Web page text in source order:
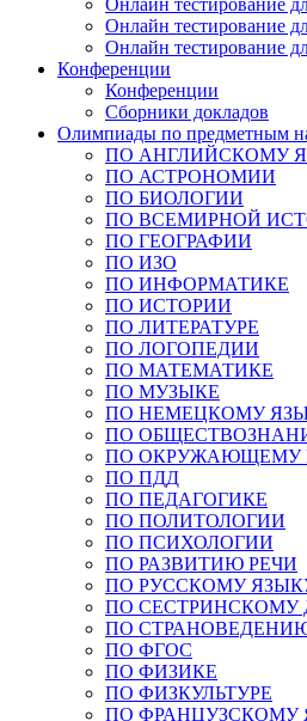
Онлайн тестирование
Онлайн тестирование
Онлайн тестирование
Конференции
Конференции
Сборники докладов
Олимпиады по предметным
ПО АНГЛИЙСКОМУ
ПО АСТРОНОМИИ
ПО БИОЛОГИИ
ПО ВСЕМИРНОЙ
ПО ГЕОГРАФИИ
ПО ИЗО
ПО ИНФОРМАТИКЕ
ПО ИСТОРИИ
ПО ЛИТЕРАТУРЕ
ПО ЛОГОПЕДИИ
ПО МАТЕМАТИКЕ
ПО МУЗЫКЕ
ПО НЕМЕЦКОМУ
ПО
ПО ОКРУЖАЮЩЕМУ
ПО ПДД
ПО ПЕДАГОГИКЕ
ПО ПОЛИТОЛОГИИ
ПО ПСИХОЛОГИИ
ПО РАЗВИТИЮ РЕЧИ
ПО РУССКОМУ
ПО СЕСТРИНСКОМУ
ПО
ПО ФГОС
ПО ФИЗИКЕ
ПО ФИЗКУЛЬТУРЕ
ПО ФРАНЦУЗСКОМУ